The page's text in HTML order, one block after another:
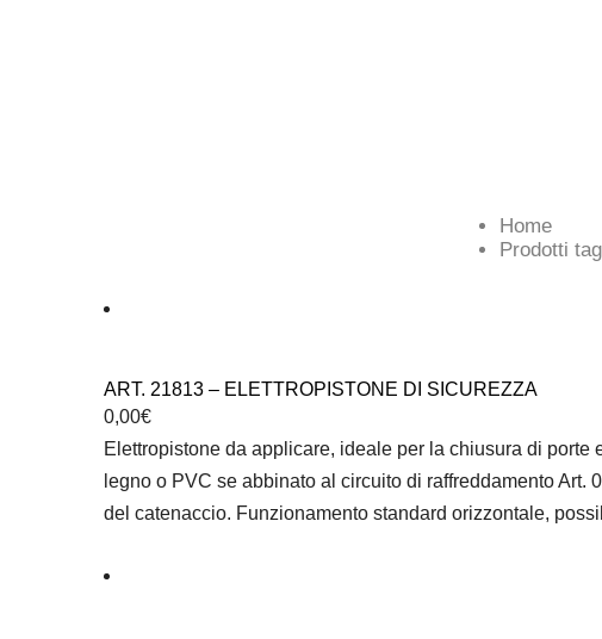
Home
Prodotti
ART. 21813 – ELETTROPISTONE DI SICUREZZA
0,00€
Elettropistone da applicare, ideale per la chiusura di
legno o PVC se abbinato al circuito di raffreddamento
del catenaccio. Funzionamento standard orizzontale,